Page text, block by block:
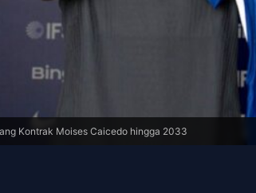
Kontrak Moises Caicedo hingga 2033